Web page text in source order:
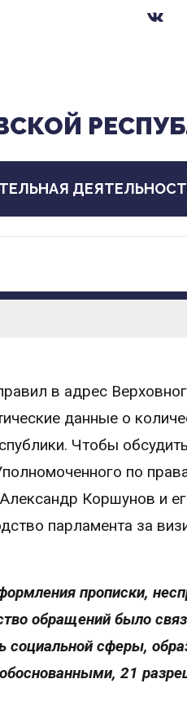
в адрес
данные о
Чтобы
по
Коршунов и
парламента за
прописки,
обращений было
сферы,
21